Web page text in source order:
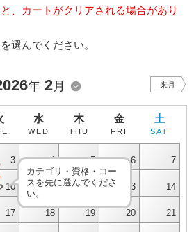
、カートがクリアされる場合があり
選んでください。
年 2月 来月
水
WED
木
THU
金
FRI
土
SAT
3 4 5 6 7
10 11 12 13 14
17 18 19 20 21
カテゴリ・資格・コー
スを先に選んでくださ
い。